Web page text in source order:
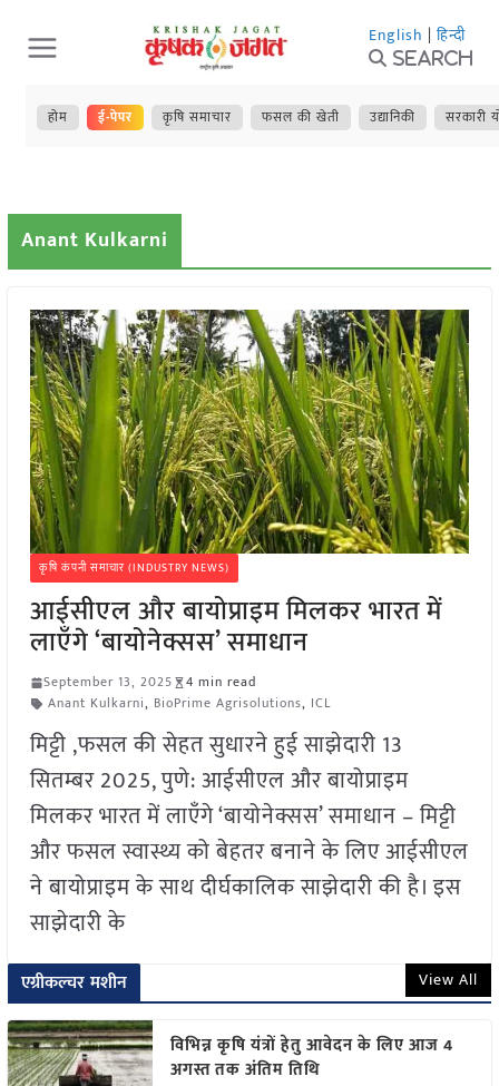
Skip
to
content
English | हिन्दी
Search
होम ई-पेपर कृषि समाचार फसल की खेती उद्यानिकी सरकारी
Anant Kulkarni
कृषि कंपनी समाचार (INDUSTRY NEWS)
आईसीएल और बायोप्राइम मिलकर भारत में
लाएँगे ‘बायोनेक्सस’ समाधान
September 13, 2025
4 min read
Anant Kulkarni, BioPrime Agrisolutions, ICL
मिट्टी ,फसल की सेहत सुधारने हुई साझेदारी 13
सितम्बर 2025, पुणे: आईसीएल और बायोप्राइम
मिलकर भारत में लाएँगे ‘बायोनेक्सस’ समाधान – मिट्टी
और फसल स्वास्थ्य को बेहतर बनाने के लिए आईसीएल
ने बायोप्राइम के साथ दीर्घकालिक साझेदारी की है। इस
साझेदारी के
एग्रीकल्चर मशीन View All
विभिन्न कृषि यंत्रों हेतु आवेदन के लिए आज 4
अगस्त तक अंतिम तिथि